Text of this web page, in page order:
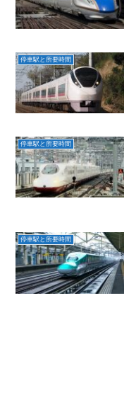
停車駅と所要時間
停車駅と所要時間
停車駅と所要時間